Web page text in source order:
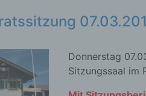
Donnerstag
Sitzungssaal im